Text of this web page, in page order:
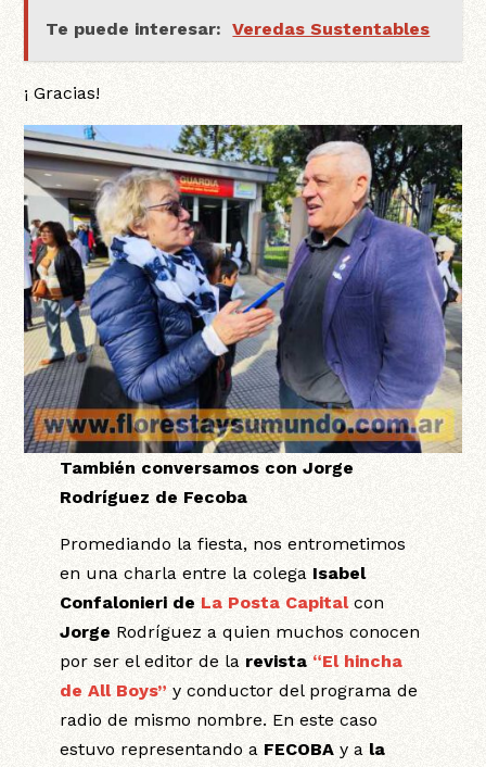
Te puede interesar: Veredas Sustentables
¡ Gracias!
También conversamos con Jorge
Rodríguez de Fecoba
Promediando la fiesta, nos entrometimos
en una charla entre la colega Isabel
Confalonieri de La Posta Capital con
Jorge Rodríguez a quien muchos conocen
por ser el editor de la revista “El hincha
de All Boys” y conductor del programa de
radio de mismo nombre. En este caso
estuvo representando a FECOBAy a la